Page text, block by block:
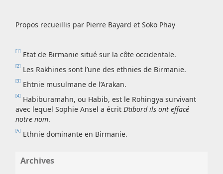
Propos recueillis par Pierre Bayard et Soko Phay
[1] Etat de Birmanie situé sur la côte occidentale.
[2] Les Rakhines sont l’une des ethnies de Birmanie.
[3] Ehtnie musulmane de l’Arakan.
[4] Habiburamahn, ou Habib, est le Rohingya survivant
avec lequel Sophie Ansel a écrit D’abord ils ont effacé
notre nom.
[5] Ethnie dominante en Birmanie.
Archives